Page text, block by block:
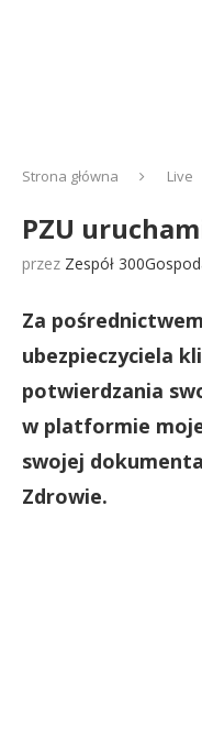
Strona główna Live
PZU
przez Zespół
Za
ubezpieczyciela
potwierdzania
w platformie
swojej
Zdrowie.